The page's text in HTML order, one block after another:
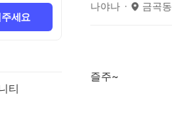
세요
티
나야나 금곡동
즐주~